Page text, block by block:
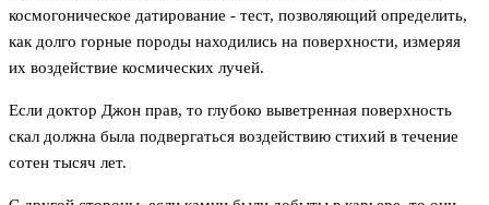
космогоническое датирование - тест, позволяющий определить,
как долго горные породы находились на поверхности, измеряя
их воздействие космических лучей.
Если доктор Джон прав, то глубоко выветренная поверхность
скал должна была подвергаться воздействию стихий в течение
сотен тысяч лет.